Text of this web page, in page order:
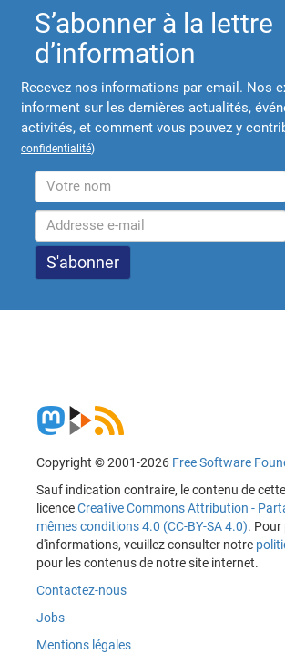
S’abonner à la lettre
d’information
Recevez nos informations par email. Nos
informent sur les dernières actualités,
activités, et comment vous pouvez y
confidentialité)
Copyright © 2001-2026 Free Software
Sauf indication contraire, le contenu de
licenceCreative Commons Attribution -
mêmes conditions 4.0 (CC-BY-SA 4.0). Pour
d'informations, veuillez consulter notre
pour les contenus de notre site internet.
Contactez-nous
Jobs
Mentions légales